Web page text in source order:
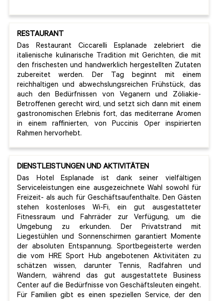
RESTAURANT
Das Restaurant Ciccarelli Esplanade zelebriert die
italienische kulinarische Tradition mit Gerichten, die mit
den frischesten und handwerklich hergestellten Zutaten
zubereitet werden. Der Tag beginnt mit einem
reichhaltigen und abwechslungsreichen Frühstück, das
auch den Bedürfnissen von Veganern und Zöliakie-
Betroffenen gerecht wird, und setzt sich dann mit einem
gastronomischen Erlebnis fort, das mediterrane Aromen
in einem raffinierten, von Puccinis Oper inspirierten
Rahmen hervorhebt.
DIENSTLEISTUNGEN UND AKTIVITÄTEN
Das Hotel Esplanade ist dank seiner vielfältigen
Serviceleistungen eine ausgezeichnete Wahl sowohl für
Freizeit- als auch für Geschäftsaufenthalte. Den Gästen
stehen kostenloses Wi-Fi, ein gut ausgestatteter
Fitnessraum und Fahrräder zur Verfügung, um die
Umgebung zu erkunden. Der Privatstrand mit
Liegestühlen und Sonnenschirmen garantiert Momente
der absoluten Entspannung. Sportbegeisterte werden
die vom HRE Sport Hub angebotenen Aktivitäten zu
schätzen wissen, darunter Tennis, Radfahren und
Wandern, während das gut ausgestattete Business
Center auf die Bedürfnisse von Geschäftsleuten eingeht.
Für Familien gibt es einen speziellen Service, der den